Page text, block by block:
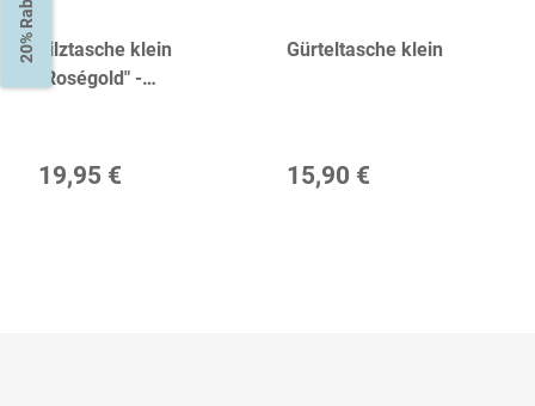
Filztasche klein
"Roségold" -
19,95 €
Gürteltasche klein
15,90 €
20% Rabatt